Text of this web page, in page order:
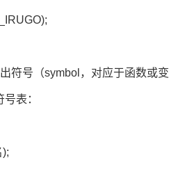
符号（symbol，对应于函数或
表：